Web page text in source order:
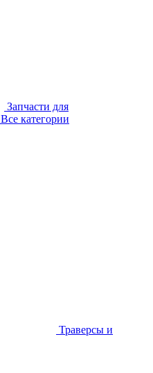
Запчасти для
Все категории
Траверсы и